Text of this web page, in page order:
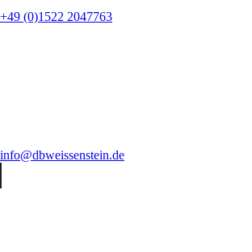
+49 (0)1522 2047763
info@dbweissenstein.de